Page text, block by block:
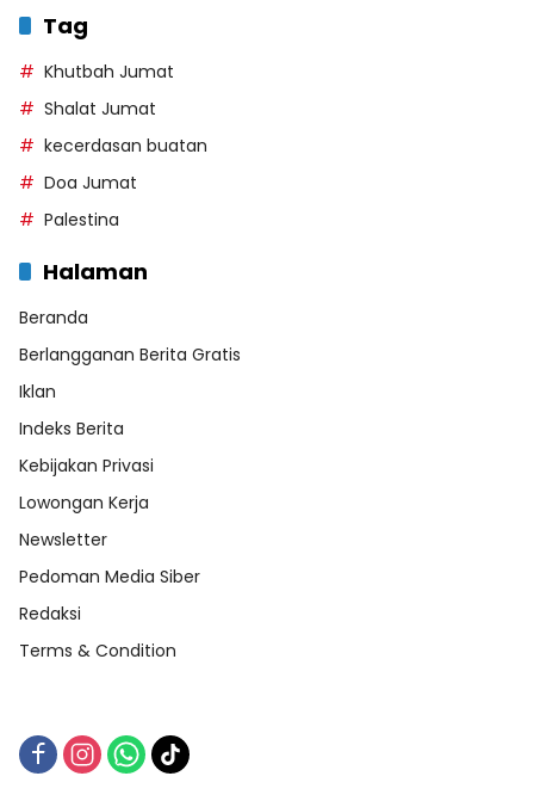
Tag
Khutbah Jumat
Shalat Jumat
kecerdasan buatan
Doa Jumat
Palestina
Halaman
Beranda
Berlangganan Berita Gratis
Iklan
Indeks Berita
Kebijakan Privasi
Lowongan Kerja
Newsletter
Pedoman Media Siber
Redaksi
Terms & Condition